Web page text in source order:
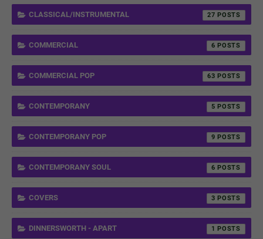
CLASSICAL/INSTRUMENTAL 27
COMMERCIAL 6
COMMERCIAL POP 63
CONTEMPORANY 5
CONTEMPORANY POP 9
CONTEMPORANY SOUL 6
COVERS 3
DINNERSWORTH - APART 1